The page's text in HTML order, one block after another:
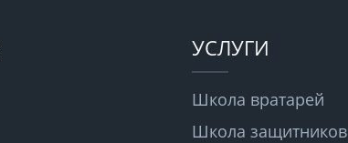
УСЛУГИ
Школа вратарей
Школа защитников